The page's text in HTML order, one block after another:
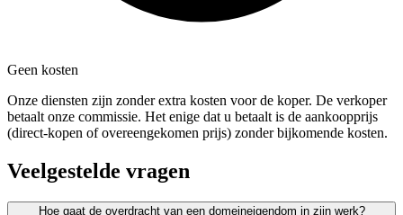
Geen kosten
Onze diensten zijn zonder extra kosten voor de koper. De verkoper
betaalt onze commissie. Het enige dat u betaalt is de aankoopprijs
(direct-kopen of overeengekomen prijs) zonder bijkomende kosten.
Veelgestelde vragen
Hoe gaat de overdracht van een domeineigendom in zijn werk?